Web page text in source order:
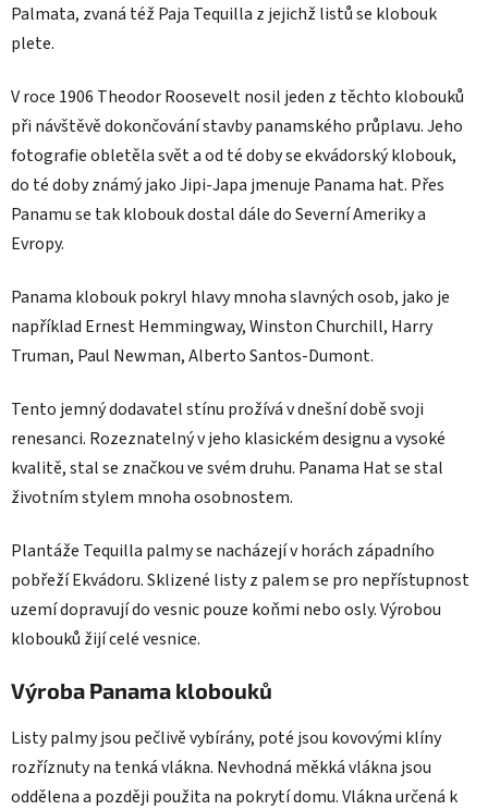
Palmata, zvaná též Paja Tequilla z jejichž listů se klobouk
plete.
V roce 1906 Theodor Roosevelt nosil jeden z těchto klobouků
při návštěvě dokončování stavby panamského průplavu. Jeho
fotografie obletěla svět a od té doby se ekvádorský klobouk,
do té doby známý jako Jipi-Japa jmenuje Panama hat. Přes
Panamu se tak klobouk dostal dále do Severní Ameriky a
Evropy.
Panama klobouk pokryl hlavy mnoha slavných osob, jako je
například Ernest Hemmingway, Winston Churchill, Harry
Truman, Paul Newman, Alberto Santos-Dumont.
Tento jemný dodavatel stínu prožívá v dnešní době svoji
renesanci. Rozeznatelný v jeho klasickém designu a vysoké
kvalitě, stal se značkou ve svém druhu. Panama Hat se stal
životním stylem mnoha osobnostem.
Plantáže Tequilla palmy se nacházejí v horách západního
pobřeží Ekvádoru. Sklizené listy z palem se pro nepřístupnost
uzemí dopravují do vesnic pouze koňmi nebo osly. Výrobou
klobouků žijí celé vesnice.
Výroba Panama klobouků
Listy palmy jsou pečlivě vybírány, poté jsou kovovými klíny
rozříznuty na tenká vlákna. Nevhodná měkká vlákna jsou
oddělena a později použita na pokrytí domu. Vlákna určená k